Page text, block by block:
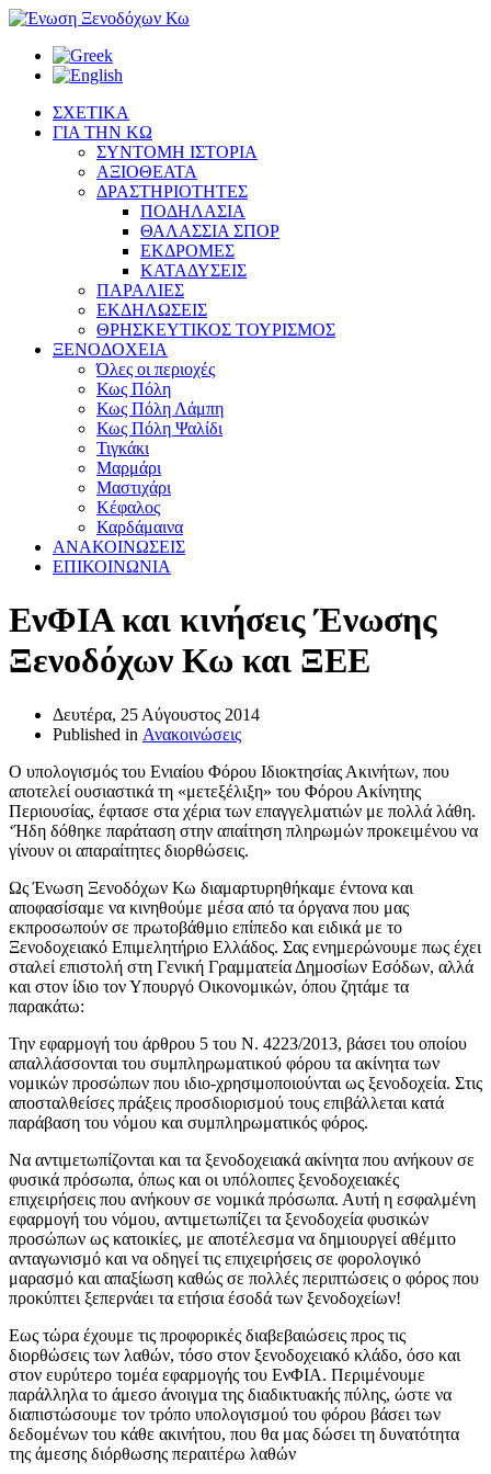
ΣΧΕΤΙΚΑ
ΓΙΑ ΤΗΝ ΚΩ
ΣΥΝΤΟΜΗ ΙΣΤΟΡΙΑ
ΑΞΙΟΘΕΑΤΑ
ΔΡΑΣΤΗΡΙΟΤΗΤΕΣ
ΠΟΔΗΛΑΣΙΑ
ΘΑΛΑΣΣΙΑ ΣΠΟΡ
ΕΚΔΡΟΜΕΣ
ΚΑΤΑΔΥΣΕΙΣ
ΠΑΡΑΛΙΕΣ
ΕΚΔΗΛΩΣΕΙΣ
ΘΡΗΣΚΕΥΤΙΚΟΣ ΤΟΥΡΙΣΜΟΣ
ΞΕΝΟΔΟΧΕΙΑ
Όλες οι περιοχές
Κως Πόλη
Κως Πόλη Λάμπη
Κως Πόλη Ψαλίδι
Τιγκάκι
Μαρμάρι
Μαστιχάρι
Κέφαλος
Καρδάμαινα
ΑΝΑΚΟΙΝΩΣΕΙΣ
ΕΠΙΚΟΙΝΩΝΙΑ
ΕνΦΙΑ και κινήσεις Ένωσης
Ξενοδόχων Κω και ΞΕΕ
Δευτέρα, 25 Αύγουστος 2014
Published in Ανακοινώσεις
Ο υπολογισμός του Ενιαίου Φόρου Ιδιοκτησίας Ακινήτων, που
αποτελεί ουσιαστικά τη «μετεξέλιξη» του Φόρου Ακίνητης
Περιουσίας, έφτασε στα χέρια των επαγγελματιών με πολλά λάθη.
‘Ήδη δόθηκε παράταση στην απαίτηση πληρωμών προκειμένου να
γίνουν οι απαραίτητες διορθώσεις.
Ως Ένωση Ξενοδόχων Κω διαμαρτυρηθήκαμε έντονα και
αποφασίσαμε να κινηθούμε μέσα από τα όργανα που μας
εκπροσωπούν σε πρωτοβάθμιο επίπεδο και ειδικά με το
Ξενοδοχειακό Επιμελητήριο Ελλάδος. Σας ενημερώνουμε πως έχει
σταλεί επιστολή στη Γενική Γραμματεία Δημοσίων Εσόδων, αλλά
και στον ίδιο τον Υπουργό Οικονομικών, όπου ζητάμε τα
παρακάτω:
Την εφαρμογή του άρθρου 5 του Ν. 4223/2013, βάσει του οποίου
απαλλάσσονται του συμπληρωματικού φόρου τα ακίνητα των
νομικών προσώπων που ιδιο-χρησιμοποιούνται ως ξενοδοχεία. Στις
αποσταλθείσες πράξεις προσδιορισμού τους επιβάλλεται κατά
παράβαση του νόμου και συμπληρωματικός φόρος.
Να αντιμετωπίζονται και τα ξενοδοχειακά ακίνητα που ανήκουν σε
φυσικά πρόσωπα, όπως και οι υπόλοιπες ξενοδοχειακές
επιχειρήσεις που ανήκουν σε νομικά πρόσωπα. Αυτή η εσφαλμένη
εφαρμογή του νόμου, αντιμετωπίζει τα ξενοδοχεία φυσικών
προσώπων ως κατοικίες, με αποτέλεσμα να δημιουργεί αθέμιτο
ανταγωνισμό και να οδηγεί τις επιχειρήσεις σε φορολογικό
μαρασμό και απαξίωση καθώς σε πολλές περιπτώσεις ο φόρος που
προκύπτει ξεπερνάει τα ετήσια έσοδά των ξενοδοχείων!
Εως τώρα έχουμε τις προφορικές διαβεβαιώσεις προς τις
διορθώσεις των λαθών, τόσο στον ξενοδοχειακό κλάδο, όσο και
στον ευρύτερο τομέα εφαρμογής του ΕνΦΙΑ. Περιμένουμε
παράλληλα το άμεσο άνοιγμα της διαδικτυακής πύλης, ώστε να
διαπιστώσουμε τον τρόπο υπολογισμού του φόρου βάσει των
δεδομένων του κάθε ακινήτου, που θα μας δώσει τη δυνατότητα
της άμεσης διόρθωσης περαιτέρω λαθών